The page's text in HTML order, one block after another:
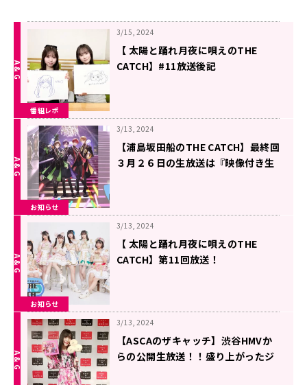
番組レポ
3/15, 2024
【 太陽と踊れ月夜に唄えのTHE
CATCH】#11放送後記
お知らせ
3/13, 2024
【浦島坂田船のTHE CATCH】最終回
３月２６日の生放送は『映像付き生
お知らせ
3/13, 2024
【 太陽と踊れ月夜に唄えのTHE
CATCH】第11回放送！
3/13, 2024
【ASCAのザキャッチ】渋谷HMVか
らの公開生放送！！盛り上がったジ